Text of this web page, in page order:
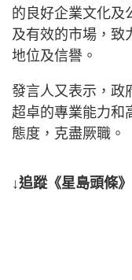
的良好企業文化及
及有效的市場，致
地位及信譽。
發言人又表示，政
超卓的專業能力和
態度，克盡厥職。
↓追蹤《星島頭條